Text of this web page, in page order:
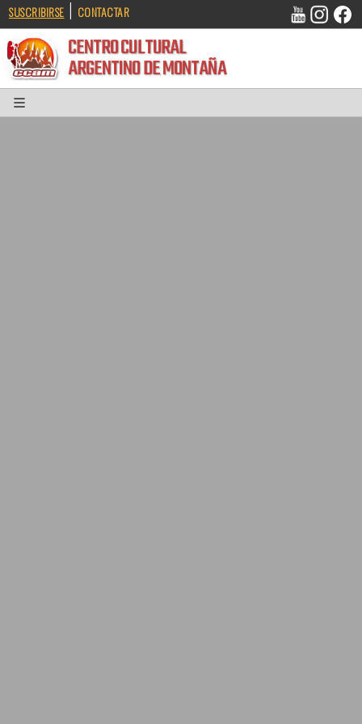
SUSCRIBIRSE | CONTACTAR
CENTRO CULTURAL
ARGENTINO DE MONTAÑA